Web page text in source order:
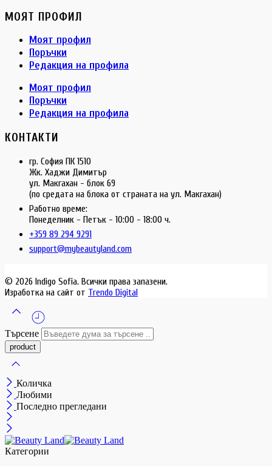
МОЯТ ПРОФИЛ
Моят профил
Поръчки
Редакция на профила
Моят профил
Поръчки
Редакция на профила
КОНТАКТИ
гр. София ПК 1510
Жк. Хаджи Димитър
ул. Макгахан - блок 69
(по средата на блока от страната на ул. Макгахан)
Работно време:
Понеделник - Петък - 10:00 - 18:00 ч.
+359 89 294 9291
support@mybeautyland.com
© 2026 Indigo Sofia. Всички права запазени.
Изработка на сайт от Trendo Digital
Търсене
Количка
Любими
Последно прегледани
Категории